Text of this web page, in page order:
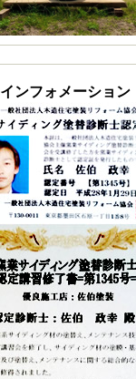
インフォメーション